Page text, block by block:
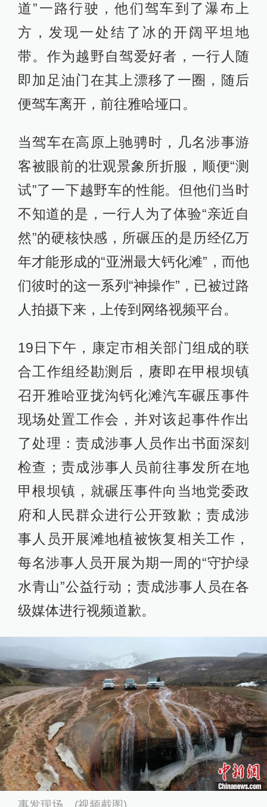
道”一路行驶，他们驾车到了瀑布上
方，发现一处结了冰的开阔平坦地
带。作为越野自驾爱好者，一行人随
即加足油门在其上漂移了一圈，随后
便驾车离开，前往雅哈垭口。
当驾车在高原上驰骋时，几名涉事游
客被眼前的壮观景象所折服，顺便“测
试”了一下越野车的性能。但他们当时
不知道的是，一行人为了体验“亲近自
然”的硬核快感，所碾压的是历经亿万
年才能形成的“亚洲最大钙化滩”，而他
们彼时的这一系列“神操作”，已被过路
人拍摄下来，上传到网络视频平台。
19日下午，康定市相关部门组成的联
合工作组经勘测后，赓即在甲根坝镇
召开雅哈亚拢沟钙化滩汽车碾压事件
现场处置工作会，并对该起事件作出
了处理：责成涉事人员作出书面深刻
检查；责成涉事人员前往事发所在地
甲根坝镇，就碾压事件向当地党委政
府和人民群众进行公开致歉；责成涉
事人员开展滩地植被恢复相关工作，
每名涉事人员开展为期一周的“守护绿
水青山”公益行动；责成涉事人员在各
级媒体进行视频道歉。